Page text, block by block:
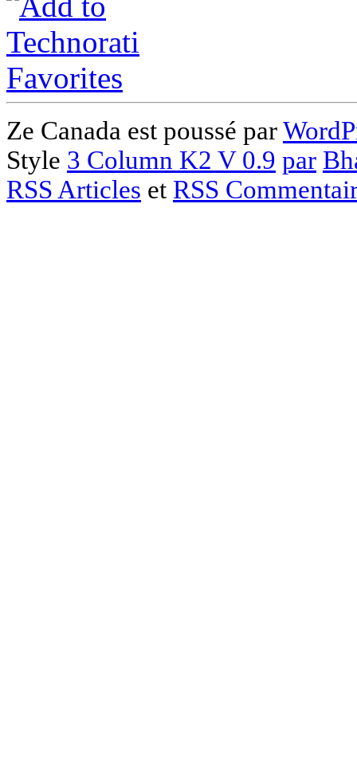
Ze Canada est poussé par
Style 3 Column K2 V 0.9 par
RSS Articles et RSS